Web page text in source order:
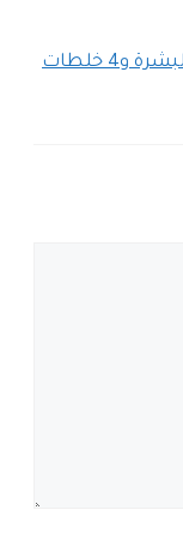
أهم فوائد الاسبريسو للوجه والبشرة و4 خلطات